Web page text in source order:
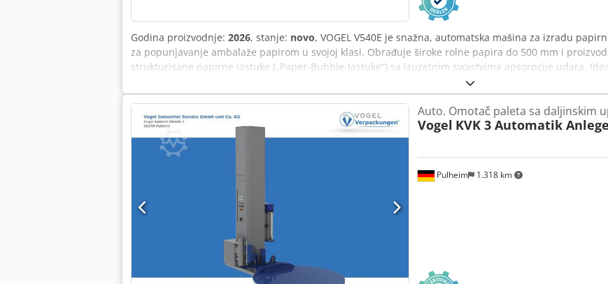
Godina proizvodnje: 2026, stanje: novo, VOGEL V540E je snažna, automatska mašina za izradu
za popunjavanje ambalaže papirom u svojoj klasi. Obrađuje široke rolne papira do 500 mm i
strukturisane papirne jastuke („Paper-Bubble-Jastuke“) sa izuzetnim svojstvima apsorpcije udara.
logističke centre i veće e-trgovinske sisteme koji zahtevaju ekološki održivu, snažnu i isplativu
mehurićima. Zahvaljujući automatskoj kontroli dužine i opcionom režimu namotavanja, V540E može
cele rolne jastuka za skladištenje ili dalju preradu. Prednosti: VOGEL V540E je snažna, automatska
najefikasnijih sistema za popunjavanje ambalaže papirom u svojoj klasi. Obrađuje široke rolne
trodimenzionalno strukturisane papirne jastuke („Paper-Bubble-Jastuke“) sa izuzetnim svojstvima
pakirna mesta, logističke centre i veće e-trgovinske sisteme koji zahtevaju ekološki održivu, snažnu
vazdušnim mehurićima. Zahvaljujući automatskoj kontroli dužine i opcionom režimu namotavanja,
komade jastuka i cele rolne jastuka za skladištenje ili dalju preradu. Posebne karakteristike: Dedpfx
Odličan odnos cene i performansi • Opciona stanica za namotavanje / automatska proizvodnja
vazdušnim mehurićima • 100% reciklirani papir Naša usluga za uspešno partnerstvo: • Besplatna
dostupnost rezervnih delova • Rezervni delovi dostupni u 99% slučajeva u roku od 24/48 h •
nama: Od ranih 80-ih godina sticali smo praktično iskustvo u radu sa mašinama za pakovanje. To
mašine, već i za njihovo funkcionisanje, prednosti i nedostatke, moguće primene, potrošni materijal i
prenosimo na naše klijente. Na primer: Pažnja! Greške pri izboru novog proizvoda mogu brzo
Pulheim 1.318 km
Auto. Omotač paleta sa daljinskim
Vogel KVK 3 Automatik